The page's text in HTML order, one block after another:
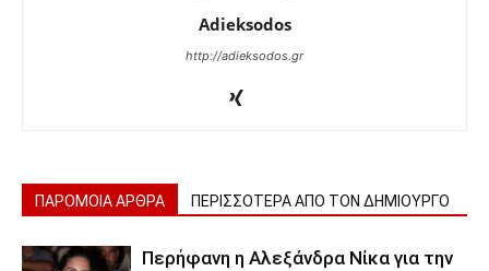
Adieksodos
http://adieksodos.gr
ΠΑΡΟΜΟΙΑ ΑΡΘΡΑ ΠΕΡΙΣΣΟΤΕΡΑ ΑΠΟ ΤΟΝ ΔΗΜΙΟΥΡΓΟ
Περήφανη η Αλεξάνδρα Νίκα για την